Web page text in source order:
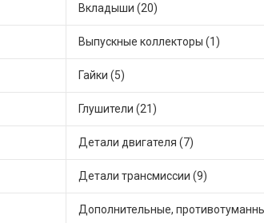
Вкладыши (20)
Выпускные коллекторы (1)
Гайки (5)
Глушители (21)
Детали двигателя (7)
Детали трансмиссии (9)
Дополнительные,